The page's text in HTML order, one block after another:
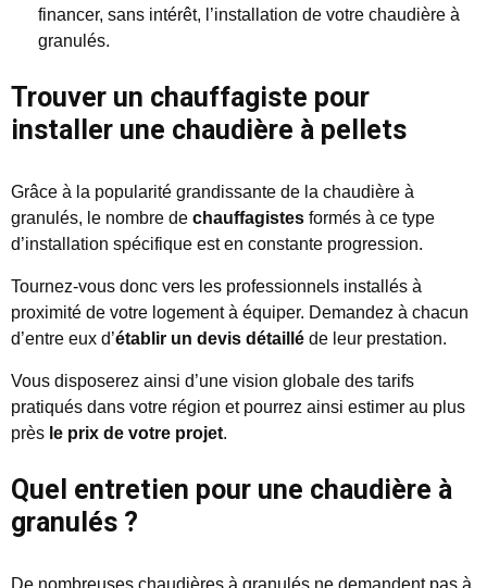
financer, sans intérêt, l’installation de votre chaudière à
granulés.
Trouver un chauffagiste pour
installer une chaudière à pellets
Grâce à la popularité grandissante de la chaudière à
granulés, le nombre de chauffagistes formés à ce type
d’installation spécifique est en constante progression.
Tournez-vous donc vers les professionnels installés à
proximité de votre logement à équiper. Demandez à chacun
d’entre eux d’établir un devis détaillé de leur prestation.
Vous disposerez ainsi d’une vision globale des tarifs
pratiqués dans votre région et pourrez ainsi estimer au plus
près le prix de votre projet.
Quel entretien pour une chaudière à
granulés ?